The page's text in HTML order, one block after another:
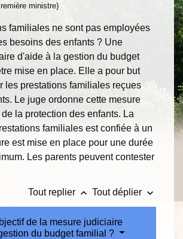
ministre)
familiales ne sont pas employées
besoins des enfants ? Une
d'aide à la gestion du budget
mise en place. Elle a pour but
les prestations familiales reçues
Le juge ordonne cette mesure
la protection des enfants. La
familiales est confiée à un
est mise en place pour une durée
Les parents peuvent contester
Tout replier keyboard_arrow_up Tout déplier keyboard_arrow_down
de la mesure judiciaire
du budget familial ?